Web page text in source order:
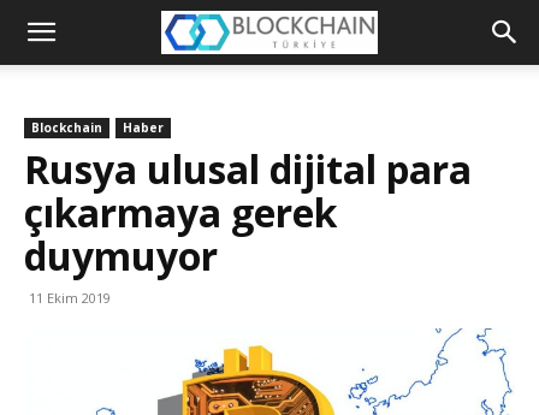
Blockchain
Blockchain Haber
Rusya ulusal dijital para
çıkarmaya gerek
duymuyor
11 Ekim 2019